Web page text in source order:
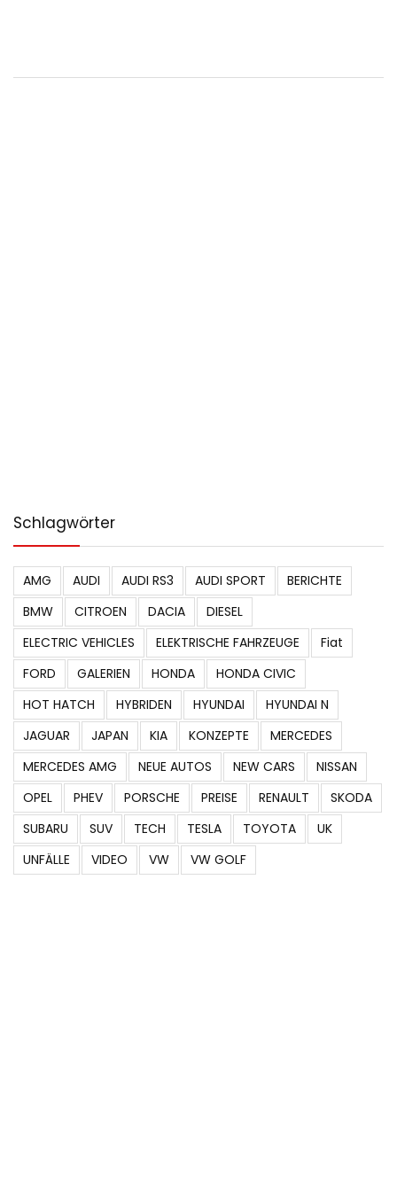
Schlagwörter
AMG AUDI AUDI RS3 AUDI SPORT
BERICHTE
BMW
CITROEN DACIA
DIESEL
ELECTRIC VEHICLES
ELEKTRISCHE FAHRZEUGE
Fiat
FORD
GALERIEN HONDA
HONDA CIVIC
HOT HATCH
HYBRIDEN HYUNDAI
HYUNDAI N
JAGUAR
JAPAN KIA KONZEPTE
MERCEDES
MERCEDES AMG
NEUE AUTOS NEW CARS
NISSAN
OPEL
PHEV PORSCHE PREISE RENAULT
SKODA
SUBARU
SUV TECH TESLA TOYOTA
UK
UNFÄLLE
VIDEO VW VW GOLF